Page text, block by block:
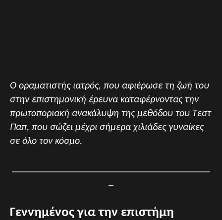
Ο οραματιστής ιατρός, που αφιέρωσε τη ζωή του
στην επιστημονική έρευνα καταφέρνοντας την
πρωτοποριακή ανακάλυψη της μεθόδου του Τεστ
Παπ, που σώζει μέχρι σήμερα χιλιάδες γυναίκες
σε όλο τον κόσμο.
Γεννημένος για την επιστήμη